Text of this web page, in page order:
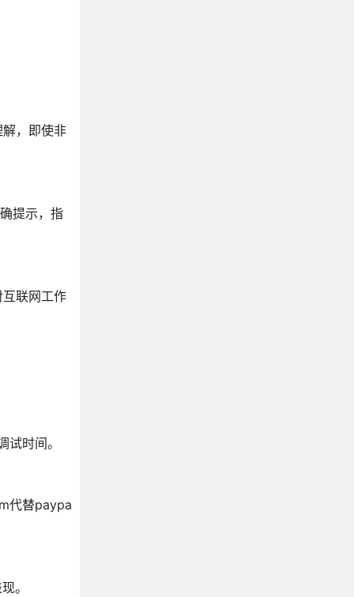
，即使非
提示，指
联网工作
时间。
代替paypa
。